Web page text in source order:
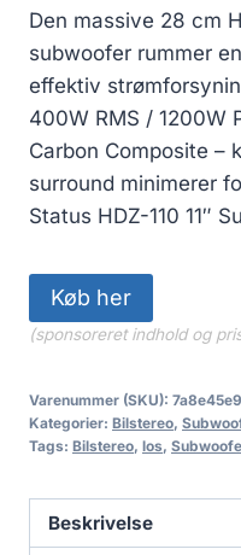
pris
var:
Den massive 28 cm
subwoofer rummer
effektiv
400W RMS / 1200W
Carbon Composite –
surround minimerer
Status HDZ-110 11″
Køb her
(sponsoreret indhold og
Varenummer (SKU):
Kategorier: Bilstereo,
Tags: Bilstereo, los,
Beskrivelse